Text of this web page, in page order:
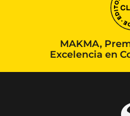
MAKMA,
Excelencia en